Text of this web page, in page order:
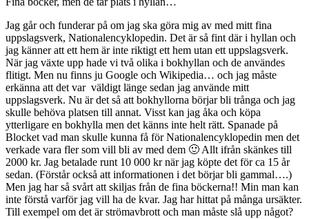
Jag går och funderar på om jag ska göra mig av med mitt fina
uppslagsverk, Nationalencyklopedin. Det är så fint där i hyllan och
jag känner att ett hem är inte riktigt ett hem utan ett uppslagsverk.
När jag växte upp hade vi två olika i bokhyllan och de användes
flitigt. Men nu finns ju Google och Wikipedia… och jag måste
erkänna att det var väldigt länge sedan jag använde mitt
uppslagsverk. Nu är det så att bokhyllorna börjar bli trånga och jag
skulle behöva platsen till annat. Visst kan jag åka och köpa
ytterligare en bokhylla men det känns inte helt rätt. Spanade på
Blocket vad man skulle kunna få för Nationalencyklopedin men det
verkade vara fler som vill bli av med dem 🙂 Allt ifrån skänkes till
2000 kr. Jag betalade runt 10 000 kr när jag köpte det för ca 15 år
sedan. (Förstår också att informationen i det börjar bli gammal….)
Men jag har så svårt att skiljas från de fina böckerna!! Min man kan
inte förstå varför jag vill ha de kvar. Jag har hittat på många ursäkter.
Till exempel om det är strömavbrott och man måste slå upp något?